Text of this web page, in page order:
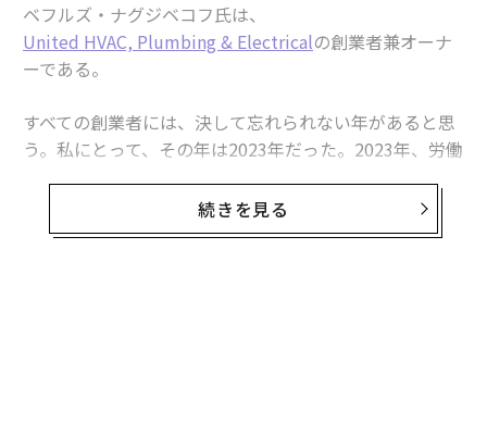
ベフルズ・ナグジベコフ氏は、
United HVAC, Plumbing & Electricalの創業者兼オーナ
ーである。
すべての創業者には、決して忘れられない年があると思
う。私にとって、その年は2023年だった。2023年、労働
し、離職率は記録的な高水準に達した。
続きを見る